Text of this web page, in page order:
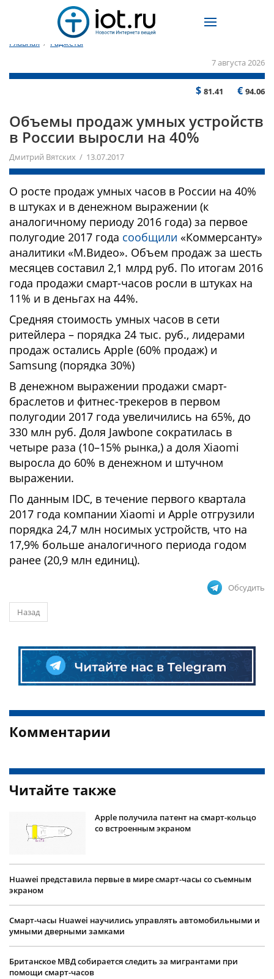
Главная / Гаджеты
7 августа 2026
$ 81.41 € 94.06
Объемы продаж умных устройств
в России выросли на 40%
Дмитрий Вятских / 13.07.2017
О росте продаж умных часов в России на 40%
в штуках и в денежном выражении (к
аналогичному периоду 2016 года) за первое
полугодие 2017 года сообщили «Коммерсанту»
аналитики «М.Видео». Объем продаж за шесть
месяцев составил 2,1 млрд руб. По итогам 2016
года продажи смарт-часов росли в штуках на
11% и в деньгах на 44%.
Средняя стоимость умных часов в сети
ритейлера – порядка 24 тыс. руб., лидерами
продаж остались Apple (60% продаж) и
Samsung (порядка 30%)
В денежном выражении продажи смарт-
браслетов и фитнес-трекеров в первом
полугодии 2017 года увеличились на 65%, до
330 млн руб. Доля Jawbone сократилась в
четыре раза (10–15% рынка,) а доля Xiaomi
выросла до 60% в денежном и штучном
выражении.
По данным IDC, в течение первого квартала
2017 года компании Xiaomi и Apple отгрузили
порядка 24,7 млн носимых устройств, что на
17,9% больше аналогичного периода годом
ранее (20,9 млн единиц).
Обсудить
Назад
Комментарии
Читайте также
Apple получила патент на смарт-кольцо
со встроенным экраном
Huawei представила первые в мире смарт-часы со съемным
экраном
Смарт-часы Huawei научились управлять автомобильными и
умными дверными замками
Британское МВД собирается следить за мигрантами при
помощи смарт-часов